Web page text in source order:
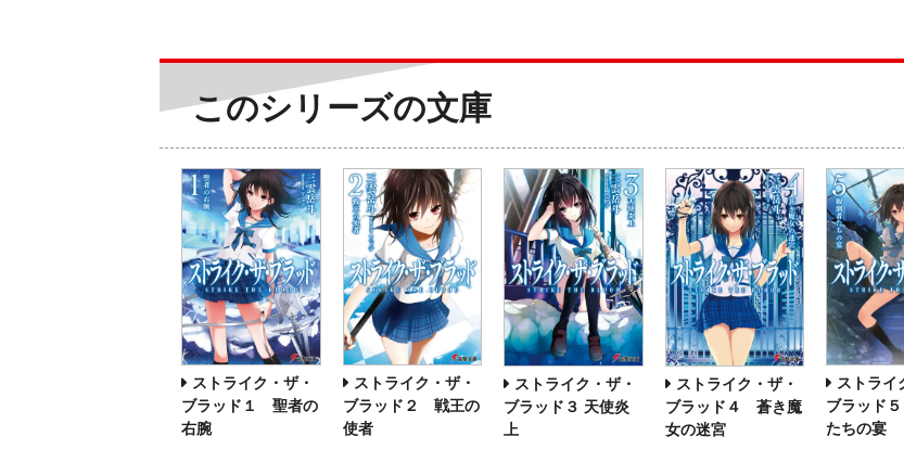
このシリーズの文庫
ストライク・ザ・
ブラッド１ 聖者の
右腕
ストライク・ザ・
ブラッド２ 戦王の
使者
ストライク・ザ・
ブラッド３ 天使炎
上
ストライク・ザ・
ブラッド４ 蒼き魔
女の迷宮
ストライ
ブラッド
たちの宴